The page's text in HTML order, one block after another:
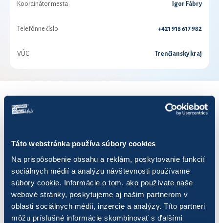
Táto webstránka používa súbory cookies
Na prispôsobenie obsahu a reklám, poskytovanie funkcií
sociálnych médií a analýzu návštevnosti používame
súbory cookie. Informácie o tom, ako používate naše
webové stránky, poskytujeme aj našim partnerom v
oblasti sociálnych médií, inzercie a analýzy. Títo partneri
môžu príslušné informácie skombinovať s ďalšími
Koordinátor mesta Igor Fábry
Telefónne číslo +421 918 617 982
VÚC Trenčiansky kraj
VÝSLEDKY PRE ROK 2024
Zobraziť výsledkov
Názov Počet jázd Najazdených km
Asper 0 0,00